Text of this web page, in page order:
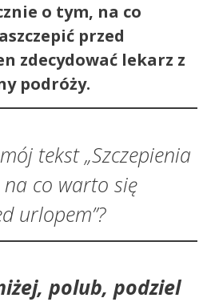
o tym, na co
przed
zdecydować lekarz z
podróży.
tekst „Szczepienia
co warto się
urlopem”?
polub, podziel